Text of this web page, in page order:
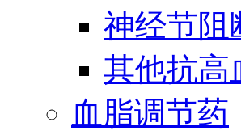
神经节阻
其他抗高
血脂调节药